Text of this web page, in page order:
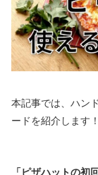
本記事では、ハン
ードを紹介します！
「ピザハットの初